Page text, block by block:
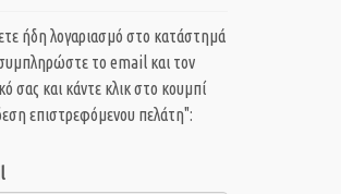
ήδη λογαριασμό στο κατάστημά
το email και τον
σας και κάντε κλικ στο κουμπί
επιστρεφόμενου πελάτη":